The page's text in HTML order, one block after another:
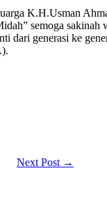
K.H.Usman
semoga sakinah
dari generasi ke
Next Post →